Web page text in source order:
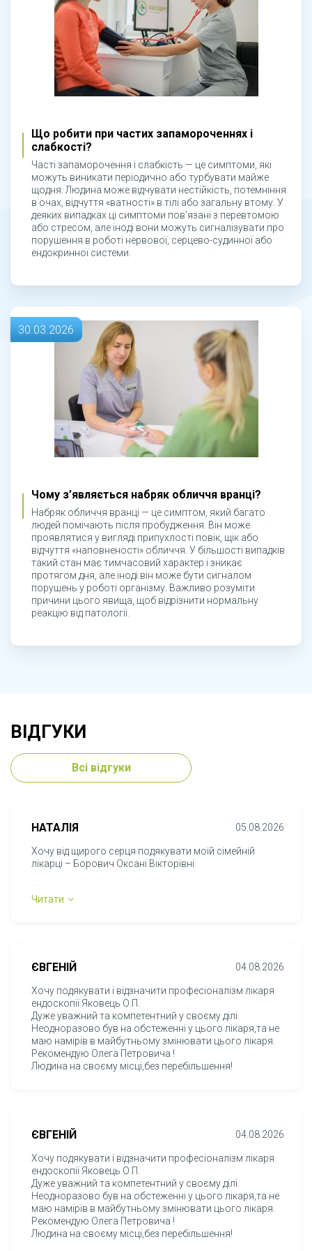
Що робити при частих запамороченнях і
слабкості?
Часті запаморочення і слабкість — це симптоми, які
можуть виникати періодично або турбувати майже
щодня. Людина може відчувати нестійкість, потемніння
в очах, відчуття «ватності» в тілі або загальну втому. У
деяких випадках ці симптоми пов’язані з перевтомою
або стресом, але іноді вони можуть сигналізувати про
порушення в роботі нервової, серцево-судинної або
ендокринної системи.
30.03.2026
Чому з’являється набряк обличчя вранці?
Набряк обличчя вранці — це симптом, який багато
людей помічають після пробудження. Він може
проявлятися у вигляді припухлості повік, щік або
відчуття «наповненості» обличчя. У більшості випадків
такий стан має тимчасовий характер і зникає
протягом дня, але іноді він може бути сигналом
порушень у роботі організму. Важливо розуміти
причини цього явища, щоб відрізнити нормальну
реакцію від патології.
ВІДГУКИ
Всі відгуки
НАТАЛІЯ 05.08.2026
Хочу від щирого серця подякувати моїй сімейній
лікарці – Борович Оксані Вікторівні.
до Ужгорода найбільше переживала, що вже ніколи не
була поруч у потрібний момент.
Здавалося, що знайти такого лікаря на новому місці
буде майже неможливо. Але знайомство з Оксаною
Вікторівною Борович стало для нашої сім'ї
справжньою удачею.
Це лікар найвищого рівня – професійна, уважна,
компетентна, відповідальна та надзвичайно людяна.
відчуваєш не лише впевненість у правильному
лікуванні, а й людську підтримку, яка іноді не менш
важлива за ліки.
Саме такими, на мою думку, і повинні бути сімейні
лікарі – ті, кому довіряєш здоров'я своє та своїх
рідних без найменших сумнівів.
Щиро дякую Вам, Оксано Вікторівно, за Ваш
професіоналізм, доброту, небайдужість і величезне
Читати
ЄВГЕНІЙ 04.08.2026
Хочу подякувати і відзначити професіоналізм лікаря
ендоскопії Яковець О.П.
Дуже уважний та компетентний у своєму ділі.
Неодноразово був на обстеженні у цього лікаря,та не
маю намірів в майбутньому змінювати цього лікаря.
Рекомендую Олега Петровича !
Людина на своєму місці,без перебільшення!
ЄВГЕНІЙ 04.08.2026
Хочу подякувати і відзначити професіоналізм лікаря
ендоскопії Яковець О.П.
Дуже уважний та компетентний у своєму ділі.
Неодноразово був на обстеженні у цього лікаря,та не
маю намірів в майбутньому змінювати цього лікаря.
Рекомендую Олега Петровича !
Людина на своєму місці,без перебільшення!